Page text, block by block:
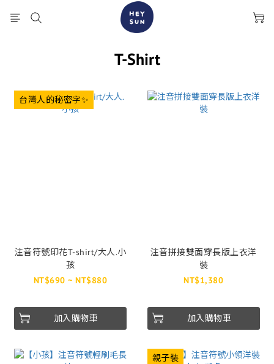
T-Shirt
台灣人的秘密字✨
注音符號印花T-shirt/大人.小
孩
NT$690 ~ NT$880
加入購物車
注音拼接雙面穿長版上衣洋
裝
NT$1,380
加入購物車
親子裝